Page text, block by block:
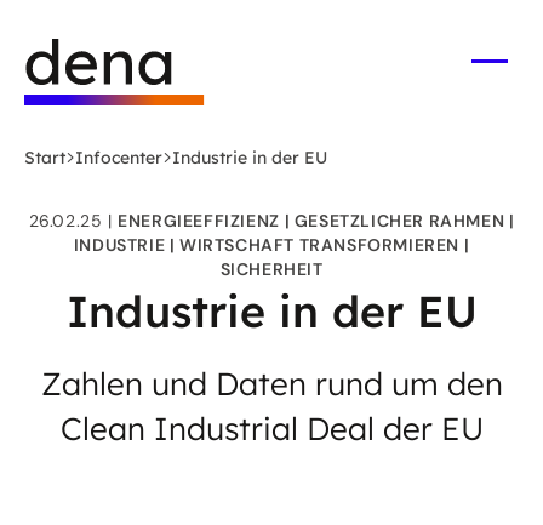
Hauptinhalt
springen
Deutsche
Energie-
Agentur
-
Startseite
Start Infocenter Industrie in der EU
26.02.25 ENERGIEEFFIZIENZ
GESETZLICHER RAHMEN
INDUSTRIE
WIRTSCHAFT TRANSFORMIEREN
SICHERHEIT
Industrie in der EU
Zahlen und Daten rund um den
Clean Industrial Deal der EU